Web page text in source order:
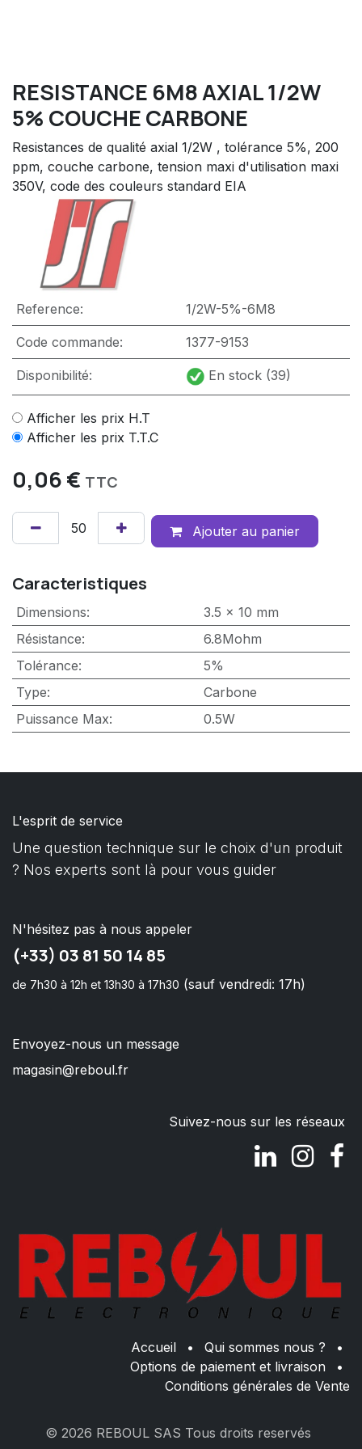
RESISTANCE 6M8 AXIAL 1/2W
5% COUCHE CARBONE
Resistances de qualité axial 1/2W , tolérance 5%, 200
ppm, couche carbone, tension maxi d'utilisation maxi
350V, code des couleurs standard EIA
Reference: 1/2W-5%-6M8
Code commande: 1377-9153
Disponibilité: En stock (39)
Afficher les prix H.T
Afficher les prix T.T.C
0,06€ TTC
Ajouter au panier
Caracteristiques
Dimensions:
3.5 x 10 mm
Résistance:
6.8Mohm
Tolérance:
5%
Type:
Carbone
Puissance Max: 0.5W
L'esprit de service
Une question technique sur le choix d'un produit
? Nos experts sont là pour vous guider
N'hésitez pas à nous appeler
(+33) 03 81 50 14 85
de 7h30 à 12h et 13h30 à 17h30 (sauf vendredi: 17h)
Envoyez-nous un message
magasin@reboul.fr
Suivez-nous sur les réseaux
Accueil • Qui sommes nous ?
•
Options de paiement et livraison
•
Conditions générales de Vente
© 2026 REBOUL SAS Tous droits reservés